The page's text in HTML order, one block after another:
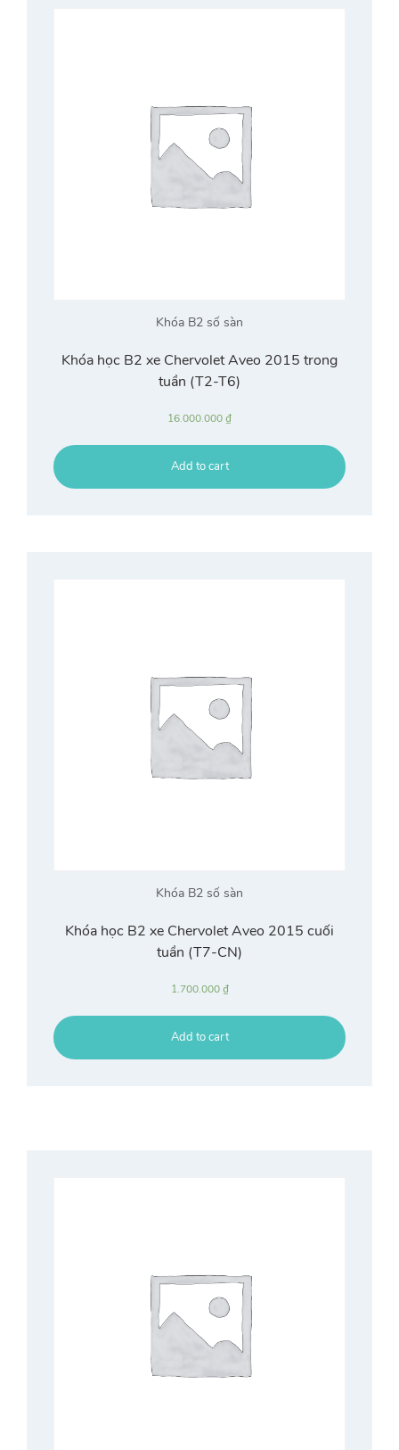
Khóa B2 số sàn
Khóa học B2 xe Chervolet Aveo 2015 trong
tuần (T2-T6)
16.000.000₫
Add to cart
Khóa B2 số sàn
Khóa học B2 xe Chervolet Aveo 2015 cuối
tuần (T7-CN)
1.700.000₫
Add to cart